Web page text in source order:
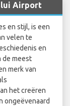
Airport
en stijl, is een
velen te
en
de meest
merk van
het creëren
ongeëvenaard